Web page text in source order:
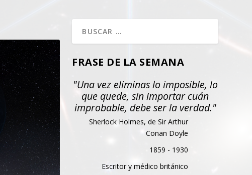
FRASE DE LA SEMANA
"Una vez eliminas lo imposible, lo
que quede, sin importar cuán
improbable, debe ser la verdad."
Sherlock Holmes, de Sir Arthur
Conan Doyle
1859 - 1930
Escritor y médico británico